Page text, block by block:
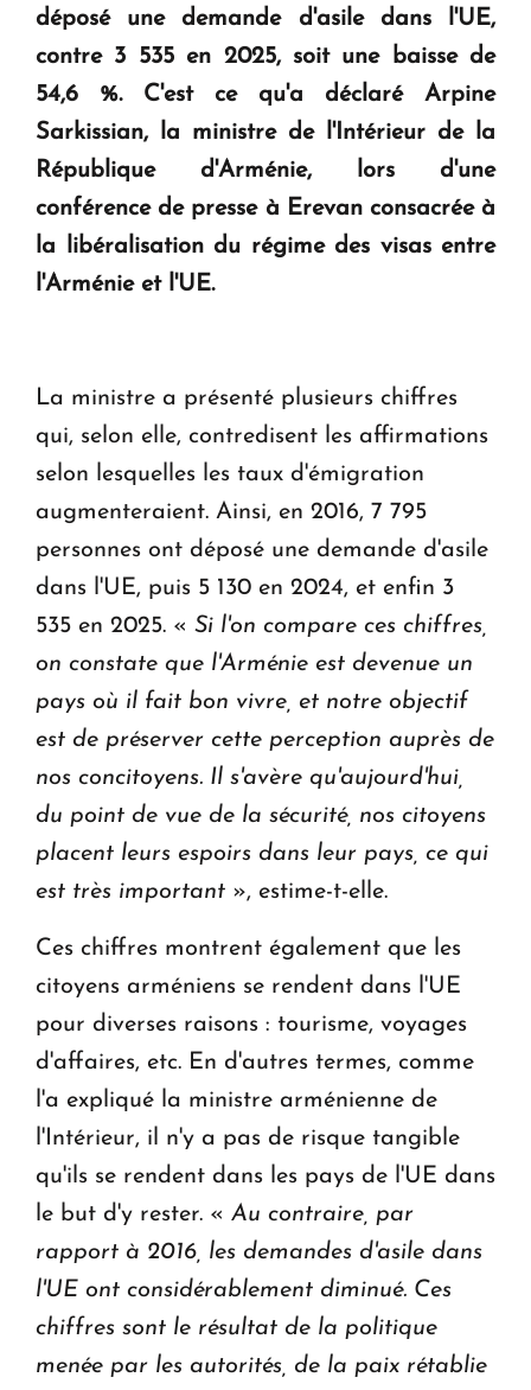
KASA : 30 ans d'audace, de résilience et d'avenir
ouvrira ses portes à Dilijan
déposé une demande d'asile dans l'UE,
contre 3 535 en 2025, soit une baisse de
54,6 %. C'est ce qu'a déclaré Arpine
Sarkissian, la ministre de l'Intérieur de la
République d'Arménie, lors d'une
conférence de presse à Erevan consacrée à
la libéralisation du régime des visas entre
l'Arménie et l'UE.
La ministre a présenté plusieurs chiffres
qui, selon elle, contredisent les affirmations
selon lesquelles les taux d'émigration
augmenteraient. Ainsi, en 2016, 7 795
personnes ont déposé une demande d'asile
dans l'UE, puis 5 130 en 2024, et enfin 3
535 en 2025. « Si l'on compare ces chiffres,
on constate que l'Arménie est devenue un
pays où il fait bon vivre, et notre objectif
est de préserver cette perception auprès de
nos concitoyens. Il s'avère qu'aujourd'hui,
du point de vue de la sécurité, nos citoyens
placent leurs espoirs dans leur pays, ce qui
est très important », estime-t-elle.
Ces chiffres montrent également que les
citoyens arméniens se rendent dans l'UE
pour diverses raisons : tourisme, voyages
d'affaires, etc. En d'autres termes, comme
l'a expliqué la ministre arménienne de
l'Intérieur, il n'y a pas de risque tangible
qu'ils se rendent dans les pays de l'UE dans
le but d'y rester. « Au contraire, par
rapport à 2016, les demandes d'asile dans
l'UE ont considérablement diminué. Ces
chiffres sont le résultat de la politique
menée par les autorités, de la paix rétablie